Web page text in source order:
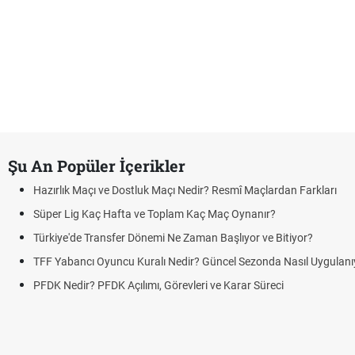
Şu An Popüler İçerikler
Hazırlık Maçı ve Dostluk Maçı Nedir? Resmî Maçlardan Farkları
Süper Lig Kaç Hafta ve Toplam Kaç Maç Oynanır?
Türkiye'de Transfer Dönemi Ne Zaman Başlıyor ve Bitiyor?
TFF Yabancı Oyuncu Kuralı Nedir? Güncel Sezonda Nasıl
PFDK Nedir? PFDK Açılımı, Görevleri ve Karar Süreci